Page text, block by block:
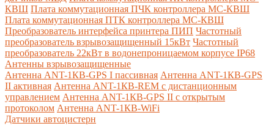
КВШ Плата коммутационная ПЧК контроллера МС-КВШ
Плата коммутационная ПТК контроллера МС-КВШ
Преобразователь интерфейса принтера ПИП Частотный
преобразователь взрывозащищенный 15кВт Частотный
преобразователь 22кВт в водонепроницаемом корпусе IP68
Антенны взрывозащищенные
Антенна ANT-1КВ-GPS I пассивная Антенна ANT-1КВ-GPS
II активная Антенна ANT-1КВ-REM c дистанционным
управлением Антенна ANT-1КВ-GPS II с открытым
протоколом Антенна ANT-1КВ-WiFi
Датчики автоцистерн